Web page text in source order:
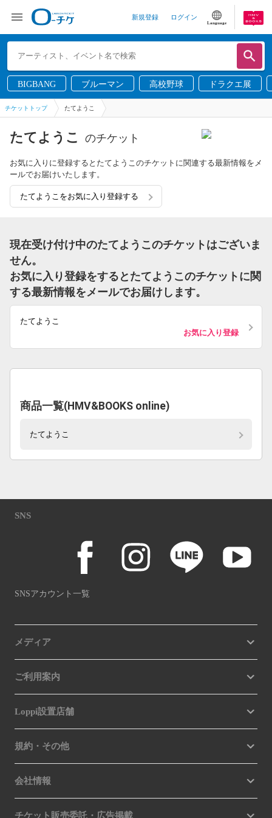
新規登録 ログイン
Language
BIGBANG ブルーマン 高校野球 ドラクエ展
チケットトップ たてようこ
たてようこ のチケット
お気に入りに登録するとたてようこのチケットに関連する最新情報をメ
ールでお届けいたします。
たてようこをお気に入り登録する
現在受け付け中のたてようこのチケットはございま
せん。
お気に入り登録をするとたてようこのチケットに関
する最新情報をメールでお届けします。
たてようこ
お気に入り登録
商品一覧(HMV&BOOKS online)
たてようこ
SNS
SNSアカウント一覧
メディア
ご利用案内
Loppi設置店舗
規約・その他
会社情報
チケット販売委託・広告掲載